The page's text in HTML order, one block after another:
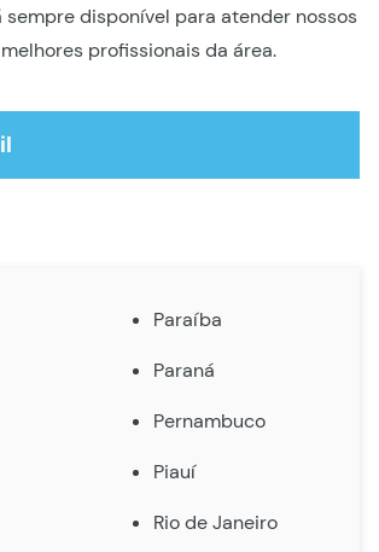
sempre disponível para atender nossos
profissionais da área.
Paraíba
Paraná
Pernambuco
Piauí
Rio de Janeiro